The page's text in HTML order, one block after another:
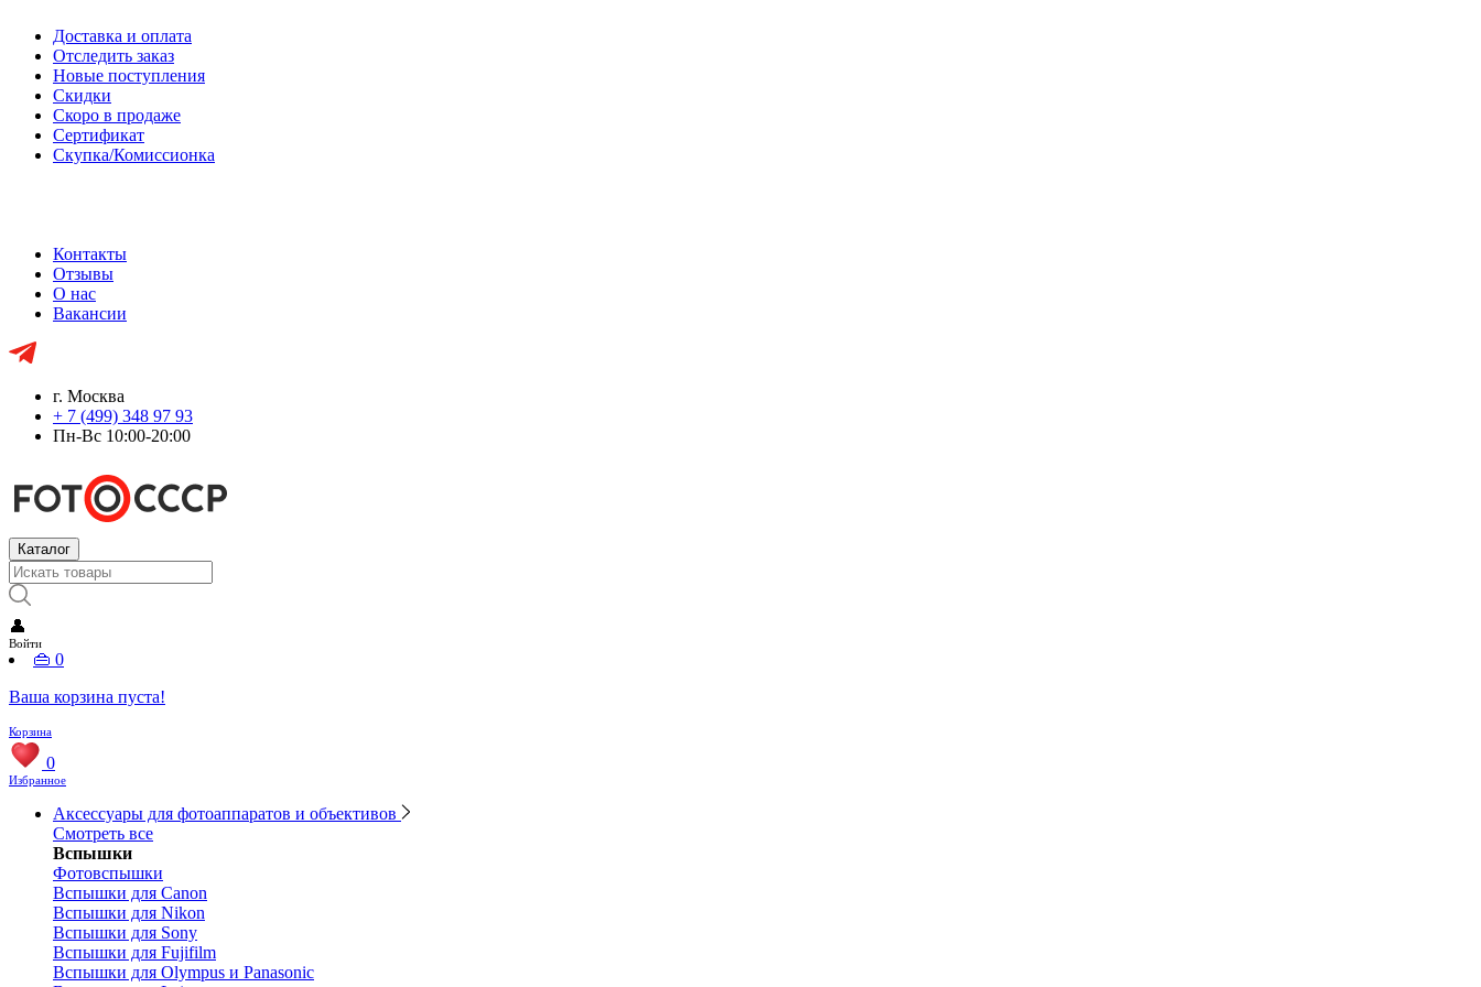
Доставка и оплата
Отследить заказ
Новые поступления
Скидки
Скоро в продаже
Сертификат
Скупка/Комиссионка
Контакты
Отзывы
О нас
Вакансии
г. Москва
+ 7 (499) 348 97 93
Пн-Вс 10:00-20:00
Каталог
👤
Войти
👜 0
Ваша корзина пуста!
Корзина
0
Избранное
Аксессуары для фотоаппаратов и объективов
Смотреть все
Вспышки
Фотовспышки
Вспышки для Canon
Вспышки для Nikon
Вспышки для Sony
Вспышки для Fujifilm
Вспышки для Olympus и Panasonic